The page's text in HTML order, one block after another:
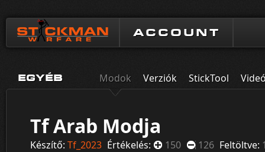
ACCOUNT
EGYÉB Modok Verziók StickTool
Tf Arab Modja
Készítő: Tf_2023 Értékelés: 150 126 Feltöltve: